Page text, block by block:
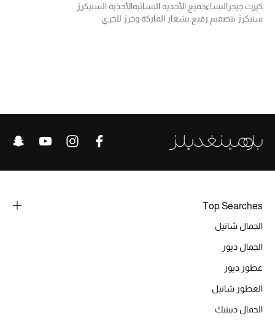
جديد لدينا
نسوقوا أحدث ما وصلنا
خصومات
ركن أناقة المنتجعات
حصريًا عبر الإنترنت
جميع إصدارتنا النسائية
تشكيلة المناسبات للنساء
كيرت جيجر النساءجميع الأحذية النسائيةالأحذية السنيكرز
سنيكرز بتصميم رفيع بشعار الماركة وخرز للجري
Top Searches
الجمال شانيل
الجمال ديور
عطور ديور
العطور شانيل
الجمال ديبتيك